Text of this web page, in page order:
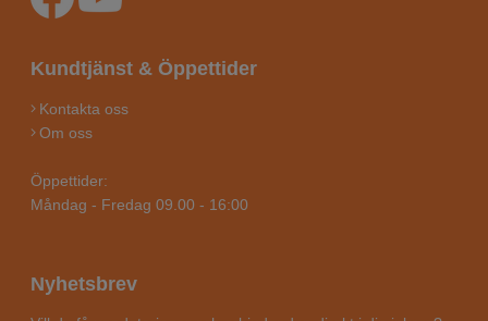
Kundtjänst & Öppettider
Kontakta oss
Om oss
Öppettider:
Måndag - Fredag 09.00 - 16:00
Nyhetsbrev